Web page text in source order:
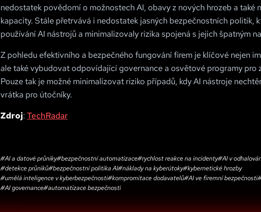
nedostatek povědomí o možnostech AI, obavy z nových hrozeb a také
kapacity. Stále přetrvává i nedostatek jasných bezpečnostních politik,
používání AI nástrojů a minimalizovaly rizika spojená s jejich špatným
Z pohledu efektivního a bezpečného fungování firem je klíčové nejen
ale také vybudovat odpovídající governance a osvětové programy pro
Pouze tak je možné minimalizovat riziko případů, kdy AI nástroje
vrátka pro útočníky.
Zdroj: TechRadar
#AI a datové průniky#bezpečnostní automatizace#rychlost reakce na incidenty#AI v
#detekce průniků#bezpečnostní politika AI#náklady na kyberútoky#kybernetické hrozby
#umělá inteligence v kyberbezpečnosti#kompromitace dodavatelů#AI ve firemní bezpečnosti
#AI governance#automatizace bezpečnosti